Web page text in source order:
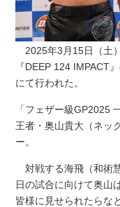
2025年3月15日（土
『DEEP 124 IMPACT
にて行われた。
「フェザー級GP2025
王者・奥山貴大（ネッ
ー。
対戦する海飛（和術
日の試合に向けて奥山
皆様に見せられたらな